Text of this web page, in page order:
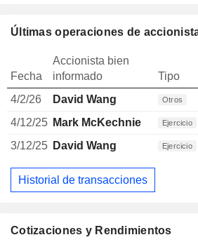
Cotizaciones y Rendimientos
Últimas operaciones de
Fecha
Accionista bien
informado
Tipo
4/2/26
David Wang Otros
4/12/25 Mark McKechnie Ejercicio
3/12/25 David Wang Ejercicio
Historial de transacciones